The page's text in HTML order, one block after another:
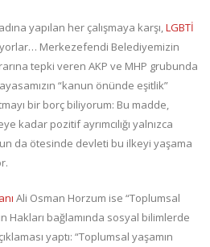
yapılan her çalışmaya karşı,LGBTİ
Merkezefendi Belediyemizin
tepki veren AKP ve MHP grubunda
“kanun önünde eşitlik”
bir borç biliyorum: Bu madde,
kadar pozitif ayrımcılığı yalnızca
da ötesinde devleti bu ilkeyi yaşama
Ali Osman Horzum ise “Toplumsal
Hakları bağlamında sosyal bilimlerde
yaptı: “Toplumsal yaşamın